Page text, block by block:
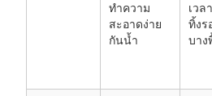
ทำความ
สะอาดง่าย
กันน้ำ
เวล
ทิ้งร
บาง